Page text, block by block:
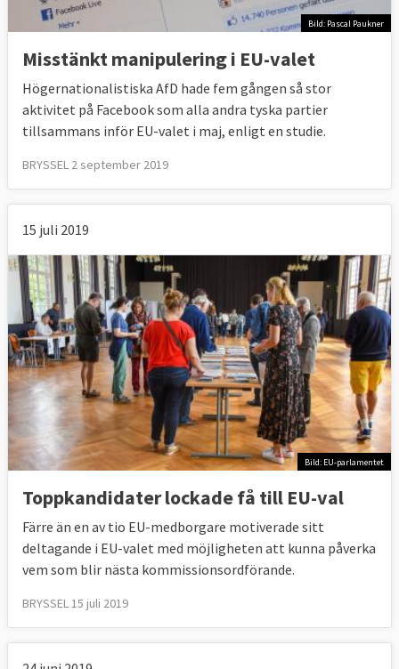
Bild: Pascal Paukner
Misstänkt manipulering i EU-valet
Högernationalistiska AfD hade fem gången så stor
aktivitet på Facebook som alla andra tyska partier
tillsammans inför EU-valet i maj, enligt en studie.
BRYSSEL 2 september 2019
15 juli 2019
Bild: EU-parlamentet
Toppkandidater lockade få till EU-val
Färre än en av tio EU-medborgare motiverade sitt
deltagande i EU-valet med möjligheten att kunna påverka
vem som blir nästa kommissionsordförande.
BRYSSEL 15 juli 2019